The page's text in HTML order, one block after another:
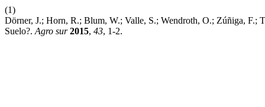
(1)
Dörner, J.; Horn, R.; Blum, W.; Valle, S.; Wendroth, O.; Zúñiga, F.;
Suelo?. Agro sur 2015, 43, 1-2.